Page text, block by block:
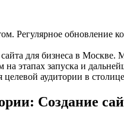
Регулярное
для бизнеса в
этапах запуска и
аудитории в
Создание